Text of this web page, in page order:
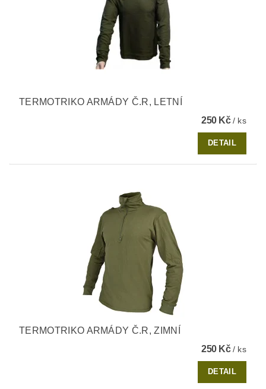
TERMOTRIKO ARMÁDY Č.R, LETNÍ
250 Kč/ ks
DETAIL
TERMOTRIKO ARMÁDY Č.R, ZIMNÍ
250 Kč/ ks
DETAIL